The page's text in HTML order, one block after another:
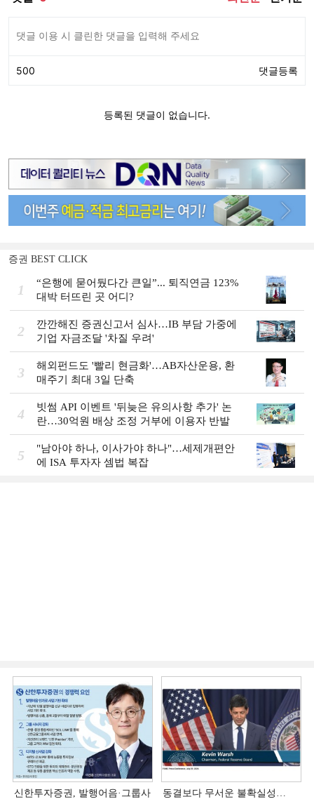
증권 BEST CLICK
1
“은행에 묻어뒀다간 큰일”... 퇴직연금 123%
대박 터뜨린 곳 어디?
2
깐깐해진 증권신고서 심사…IB 부담 가중에
기업 자금조달 '차질 우려'
3
해외펀드도 '빨리 현금화'…AB자산운용, 환
매주기 최대 3일 단축
4
빗썸 API 이벤트 '뒤늦은 유의사항 추가' 논
란…30억원 배상 조정 거부에 이용자 반발
5
"남아야 하나, 이사가야 하나"…세제개편안
에 ISA 투자자 셈법 복잡
신한투자증권, 발행어음·그룹사
동결보다 무서운 불확실성…